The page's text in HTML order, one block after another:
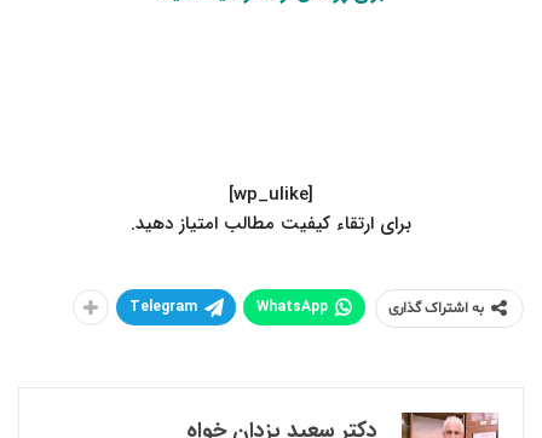
[wp_ulike]
.برای ارتقاء کیفیت مطالب امتیاز دهید
به اشتراک گذاری WhatsApp
Telegram
دکتر سعید یزدان خواه